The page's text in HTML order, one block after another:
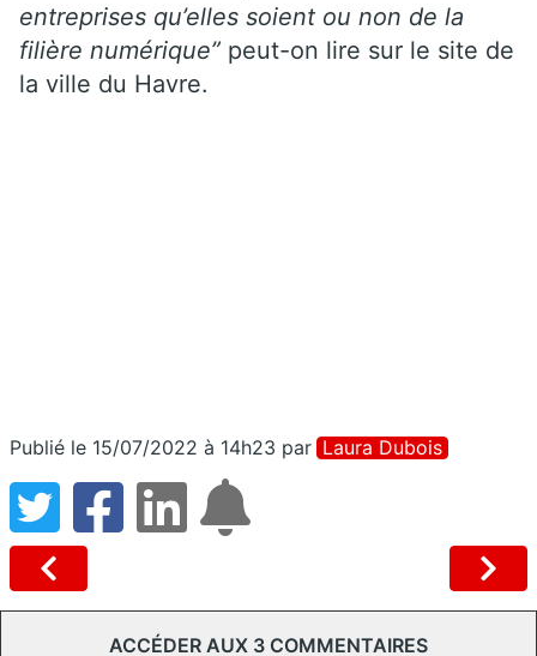
entreprises qu’elles soient ou non de la
filière numérique” peut-on lire sur le site de
la ville du Havre.
Publié le 15/07/2022 à 14h23 par Laura Dubois
ACCÉDER AUX 3 COMMENTAIRES